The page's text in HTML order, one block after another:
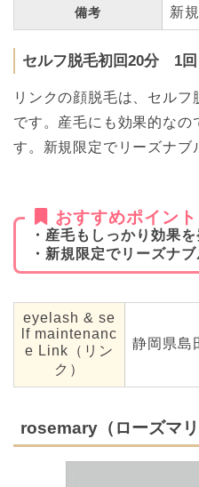
備考 新
セルフ脱毛初回20分 1
リンクの顔脱毛は、セル
です。産毛にも効果的なの
す。新規限定でリーズナブ
おすすめポイント
・産毛もしっかり効果を
・新規限定でリーズナブ
eyelash & se
lf maintenanc
e Link（リン
ク）
静岡県島
rosemary（ローズマリ